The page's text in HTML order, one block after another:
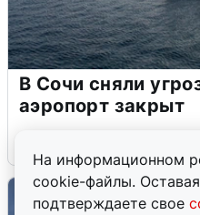
На информационном
cookie-файлы.
подтверждаете свое
В Сочи сняли
аэропорт закрыт